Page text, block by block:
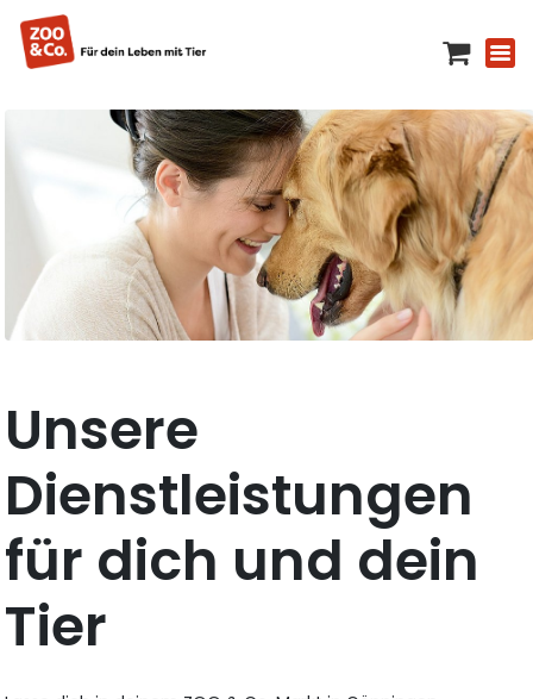
Unsere
Dienstleistungen
für dich und dein
Tier